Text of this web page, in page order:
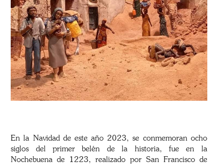
En la Navidad de este año 2023, se conmemoran ocho
siglos del primer belén de la historia, fue en la
Nochebuena de 1223, realizado por San Francisco de